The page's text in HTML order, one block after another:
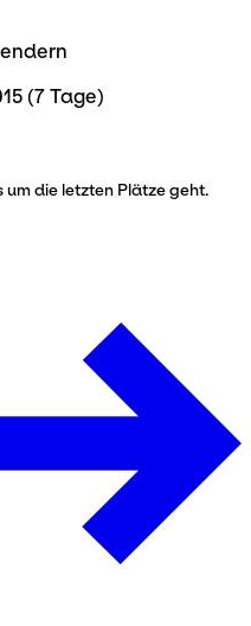
(7 Tage)
die letzten Plätze geht.